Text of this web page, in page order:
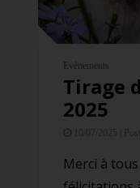
Evènements
Tirage
2025
Merci à